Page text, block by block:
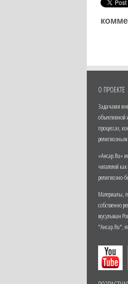
О ПРОЕКТЕ
Задачами
объективной
процессах,
«Ансар.Ru»
читателей
религиозно-
Материалы,
собственно
мусульман
"Ансар.Ru",